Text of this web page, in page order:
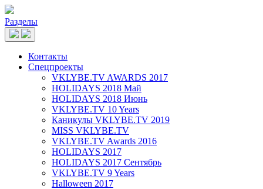
Разделы
Контакты
Спецпроекты
VKLYBE.TV AWARDS 2017
HOLIDAYS 2018 Май
HOLIDAYS 2018 Июнь
VKLYBE.TV 10 Years
Каникулы VKLYBE.TV 2019
MISS VKLYBE.TV
VKLYBE.TV Awards 2016
HOLIDAYS 2017
HOLIDAYS 2017 Сентябрь
VKLYBE.TV 9 Years
Halloween 2017